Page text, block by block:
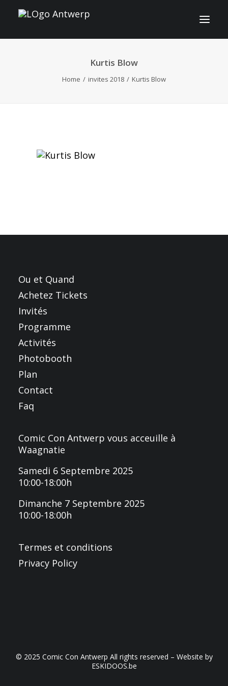
INFO
CONTACT
FRANÇAIS
NEDERLANDS
Kurtis Blow
Home invites 2018 Kurtis Blow
Ou et Quand
Achetez Tickets
Invités
Programme
Activités
Photobooth
Plan
Contact
Faq
Comic Con Antwerp vous acceuille à
Waagnatie
Samedi 6 Septembre 2025
10:00-18:00h
Dimanche 7 Septembre 2025
10:00-18:00h
Termes et conditions
Privacy Policy
© 2025 Comic Con Antwerp All rights reserved – Website by
ESKIDOOS.be